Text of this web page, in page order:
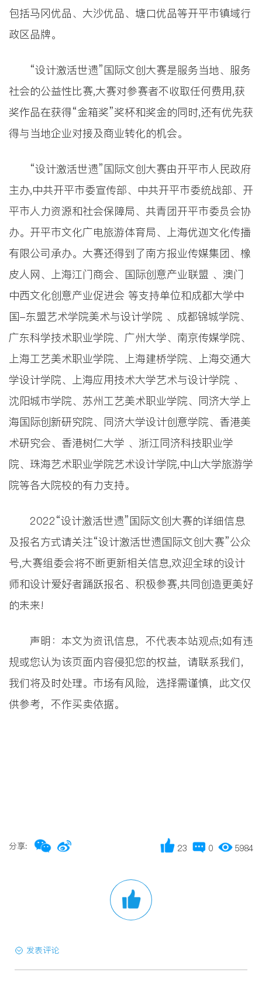
包括马冈优品、大沙优品、塘口优品等开平市镇域行
政区品牌。
“设计激活世遗”国际文创大赛是服务当地、服务
社会的公益性比赛,大赛对参赛者不收取任何费用,获
奖作品在获得“金箱奖”奖杯和奖金的同时,还有优先获
得与当地企业对接及商业转化的机会。
“设计激活世遗”国际文创大赛由开平市人民政府
主办,中共开平市委宣传部、中共开平市委统战部、开
平市人力资源和社会保障局、共青团开平市委员会协
办。开平市文化广电旅游体育局、上海优迦文化传播
有限公司承办。大赛还得到了南方报业传媒集团、橡
皮人网、上海江门商会、国际创意产业联盟 、澳门
中西文化创意产业促进会 等支持单位和成都大学中
国-东盟艺术学院美术与设计学院 、成都锦城学院、
广东科学技术职业学院、广州大学、南京传媒学院、
上海工艺美术职业学院、上海建桥学院、上海交通大
学设计学院、上海应用技术大学艺术与设计学院 、
沈阳城市学院、苏州工艺美术职业学院、同济大学上
海国际创新研究院、同济大学设计创意学院、香港美
术研究会、香港树仁大学 、浙江同济科技职业学
院、珠海艺术职业学院艺术设计学院,中山大学旅游学
院等各大院校的有力支持。
2022“设计激活世遗”国际文创大赛的详细信息
及报名方式请关注“设计激活世遗国际文创大赛”公众
号,大赛组委会将不断更新相关信息,欢迎全球的设计
师和设计爱好者踊跃报名、积极参赛,共同创造更美好
的未来!
声明：本文为资讯信息，不代表本站观点;如有违
规或您认为该页面内容侵犯您的权益，请联系我们，
我们将及时处理。市场有风险，选择需谨慎，此文仅
供参考，不作买卖依据。
分享: 23 0 5984
发表评论